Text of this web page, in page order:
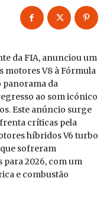
da FIA, anunciou um
motores V8 à Fórmula
panorama da
ao som icónico
Este anúncio surge
críticas pela
híbridos V6 turbo
que sofreram
2026, com um
e combustão